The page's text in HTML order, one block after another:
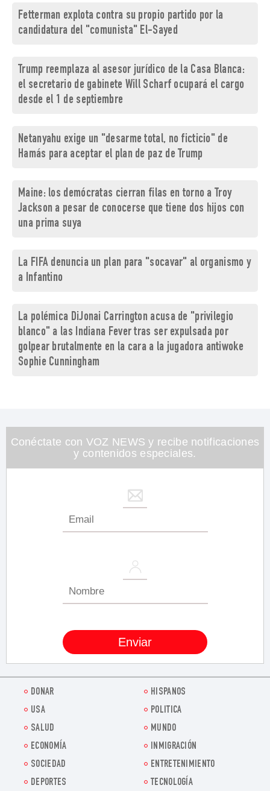
Fetterman explota contra su propio partido por la
candidatura del "comunista" El-Sayed
Trump reemplaza al asesor jurídico de la Casa Blanca:
el secretario de gabinete Will Scharf ocupará el cargo
desde el 1 de septiembre
Netanyahu exige un "desarme total, no ficticio" de
Hamás para aceptar el plan de paz de Trump
Maine: los demócratas cierran filas en torno a Troy
Jackson a pesar de conocerse que tiene dos hijos con
una prima suya
La FIFA denuncia un plan para "socavar" al organismo y
a Infantino
La polémica DiJonai Carrington acusa de "privilegio
blanco" a las Indiana Fever tras ser expulsada por
golpear brutalmente en la cara a la jugadora antiwoke
Sophie Cunningham
Conéctate con VOZ NEWS y recibe notificaciones
y contenidos especiales.
DONAR
HISPANOS
USA
POLITICA
SALUD
MUNDO
ECONOMÍA
INMIGRACIÓN
SOCIEDAD
ENTRETENIMIENTO
DEPORTES
TECNOLOGÍA